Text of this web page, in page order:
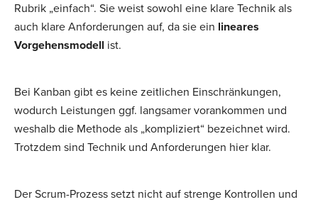
Rubrik „einfach“. Sie weist sowohl eine klare Technik als
auch klare Anforderungen auf, da sie ein lineares
Vorgehensmodell ist.
Bei Kanban gibt es keine zeitlichen Einschränkungen,
wodurch Leistungen ggf. langsamer vorankommen und
weshalb die Methode als „kompliziert“ bezeichnet wird.
Trotzdem sind Technik und Anforderungen hier klar.
Der Scrum-Prozess setzt nicht auf strenge Kontrollen und